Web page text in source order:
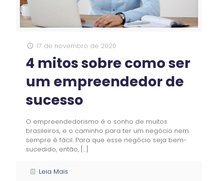
17 de novembro de 2020
4 mitos sobre como ser
um empreendedor de
sucesso
O empreendedorismo é o sonho de muitos
brasileiros, e o caminho para ter um negócio nem
sempre é fácil. Para que esse negócio seja bem-
sucedido, então, […]
Leia Mais